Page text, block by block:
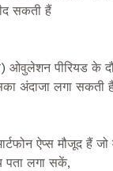
सकती हैं
ओवुलेशन पीरियड के
अंदाजा लगा
ऐप्स मौजूद हैं जो
पता लगा सकें,